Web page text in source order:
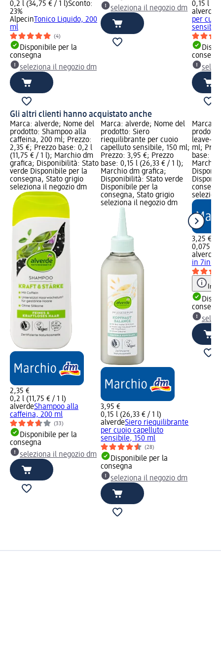
0,2 l (34,75 € / 1 l)Sconto:
23%
Alpecin Tonico Liquido, 200
ml
(4)
Disponibile per la
consegna
seleziona il negozio dm
seleziona il negozio dm
0,15 l
alverde
per
Gli altri clienti hanno acquistato anche
Marca: alverde; Nome del
prodotto: Shampoo alla
caffeina, 200 ml; Prezzo:
2,35 €; Prezzo base: 0,2 l
(11,75 € / 1 l); Marchio dm
grafica; Disponibilità: Stato
verde Disponibile per la
consegna, Stato grigio
seleziona il negozio dm
2,35 €
0,2 l (11,75 € / 1 l)
alverdeShampoo alla
caffeina, 200 ml
(33)
Disponibile per la
consegna
seleziona il negozio dm
Marca: alverde; Nome del
prodotto: Siero
riequilibrante per cuoio
capelluto sensibile, 150 ml;
Prezzo: 3,95 €; Prezzo
base: 0,15 l (26,33 € / 1 l);
Marchio dm grafica;
Disponibilità: Stato verde
Disponibile per la
consegna, Stato grigio
seleziona il negozio dm
3,95 €
0,15 l (26,33 € / 1 l)
alverdeSiero riequilibrante
per cuoio capelluto
sensibile, 150 ml
(28)
Disponibile per la
consegna
seleziona il negozio dm
Marca:
leave-in
ml;
base:
Marchio
3,25 €
0,075 l
alverde
in 7in1